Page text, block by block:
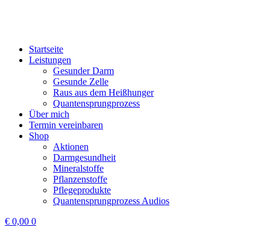
Startseite
Leistungen
Gesunder Darm
Gesunde Zelle
Raus aus dem Heißhunger
Quantensprungprozess
Über mich
Termin vereinbaren
Shop
Aktionen
Darmgesundheit
Mineralstoffe
Pflanzenstoffe
Pflegeprodukte
Quantensprungprozess Audios
€ 0,00 0